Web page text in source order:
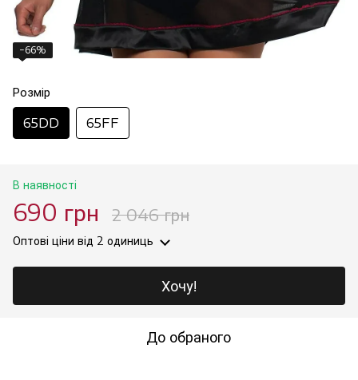
−66%
Розмір
65DD 65FF
В наявності
690 грн 2 046 грн
Оптові ціни від 2 одиниць
Хочу!
До обраного